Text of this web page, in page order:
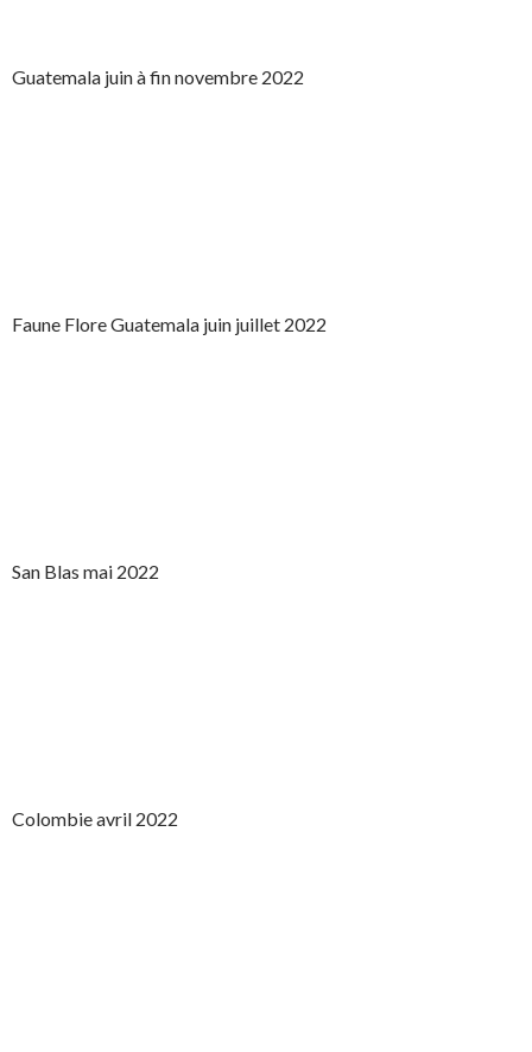
Guatemala juin à fin novembre 2022
Faune Flore Guatemala juin juillet 2022
San Blas mai 2022
Colombie avril 2022